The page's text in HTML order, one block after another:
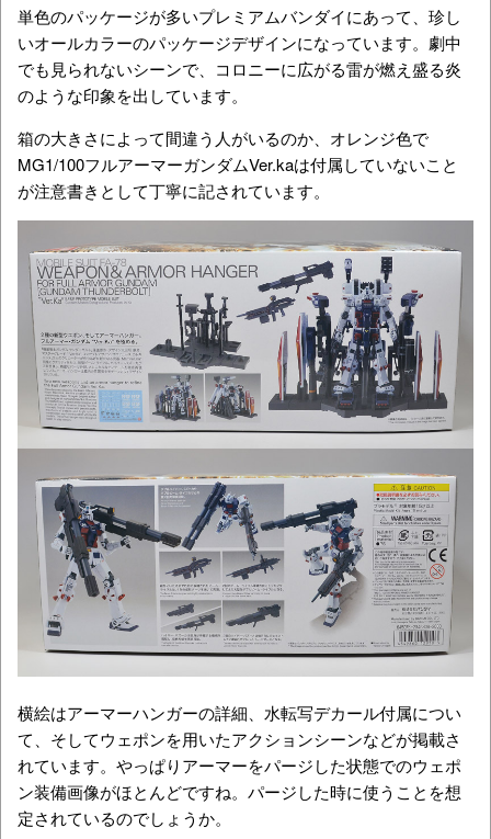
単色のパッケージが多いプレミアムバンダイにあって、珍し
いオールカラーのパッケージデザインになっています。劇中
でも見られないシーンで、コロニーに広がる雷が燃え盛る炎
のような印象を出しています。
箱の大きさによって間違う人がいるのか、オレンジ色で
MG1/100フルアーマーガンダムVer.kaは付属していないこと
が注意書きとして丁寧に記されています。
横絵はアーマーハンガーの詳細、水転写デカール付属につい
て、そしてウェポンを用いたアクションシーンなどが掲載さ
れています。やっぱりアーマーをパージした状態でのウェポ
ン装備画像がほとんどですね。パージした時に使うことを想
定されているのでしょうか。